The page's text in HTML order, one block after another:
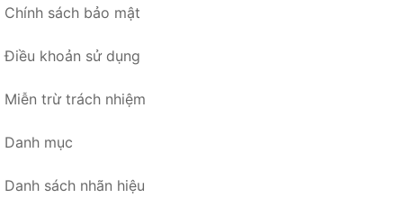
Chính sách bảo mật
Điều khoản sử dụng
Miễn trừ trách nhiệm
Danh mục
Danh sách nhãn hiệu